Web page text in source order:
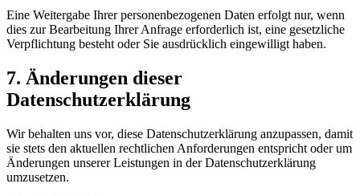
Eine Weitergabe Ihrer personenbezogenen Daten erfolgt nur, wenn
dies zur Bearbeitung Ihrer Anfrage erforderlich ist, eine gesetzliche
Verpflichtung besteht oder Sie ausdrücklich eingewilligt haben.
7. Änderungen dieser
Datenschutzerklärung
Wir behalten uns vor, diese Datenschutzerklärung anzupassen, damit
sie stets den aktuellen rechtlichen Anforderungen entspricht oder um
Änderungen unserer Leistungen in der Datenschutzerklärung
umzusetzen.